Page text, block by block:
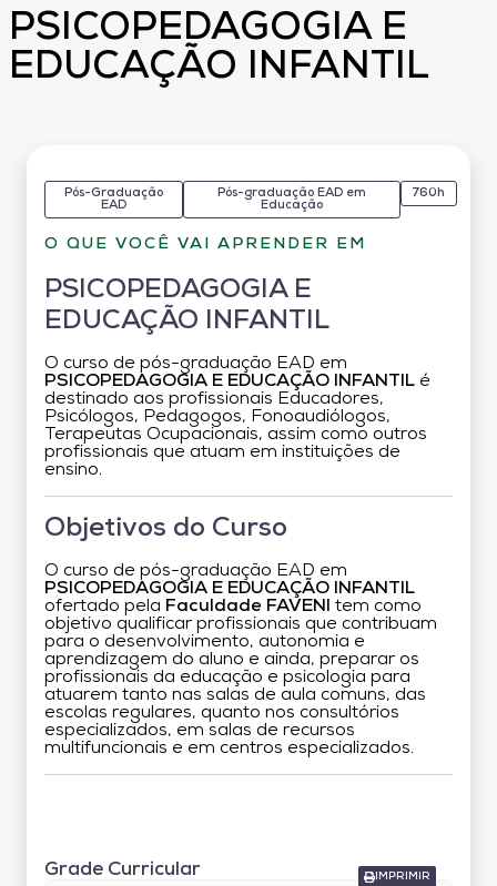
PSICOPEDAGOGIA E
EDUCAÇÃO INFANTIL
Pós-Graduação
EAD
Pós-graduação EAD em
Educação
760h
O QUE VOCÊ VAI APRENDER EM
PSICOPEDAGOGIA E
EDUCAÇÃO INFANTIL
O curso de pós-graduação EAD em
PSICOPEDAGOGIA E EDUCAÇÃO INFANTIL é
destinado aos profissionais Educadores,
Psicólogos, Pedagogos, Fonoaudiólogos,
Terapeutas Ocupacionais, assim como outros
profissionais que atuam em instituições de
ensino.
Objetivos do Curso
O curso de pós-graduação EAD em
PSICOPEDAGOGIA E EDUCAÇÃO INFANTIL
ofertado pela Faculdade FAVENI
tem como
objetivo qualificar profissionais que contribuam
para o desenvolvimento, autonomia e
aprendizagem do aluno e ainda, preparar os
profissionais da educação e psicologia para
atuarem tanto nas salas de aula comuns, das
escolas regulares, quanto nos consultórios
especializados, em salas de recursos
multifuncionais e em centros especializados.
IMPRIMIR
Grade Curricular